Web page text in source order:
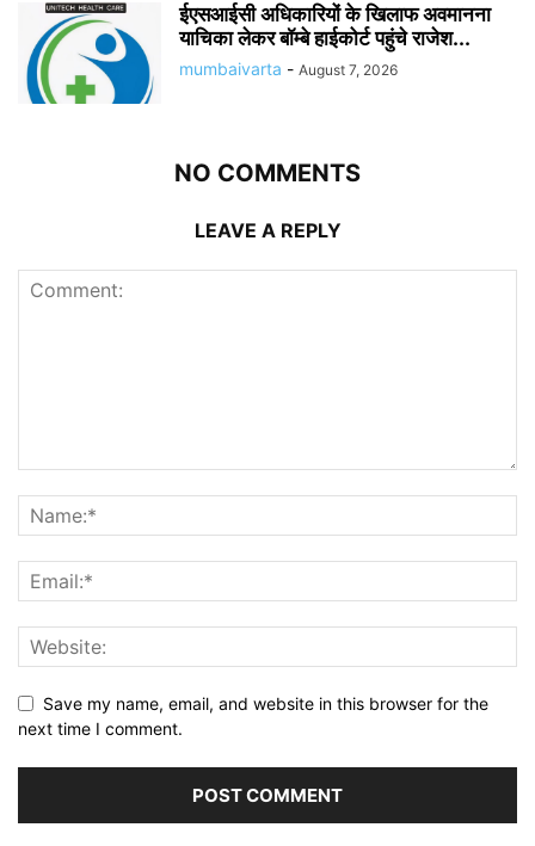
ईएसआईसी अधिकारियों के खिलाफ अवमानना
याचिका लेकर बॉम्बे हाईकोर्ट पहुंचे राजेश...
mumbaivarta - August 7, 2026
NO COMMENTS
LEAVE A REPLY
Save my name, email, and website in this browser for the
next time I comment.